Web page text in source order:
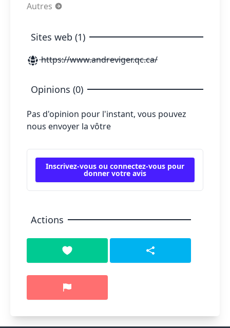
Autres
Sites web (1)
https://www.andreviger.qc.ca/
Opinions (0)
Pas d'opinion pour l'instant, vous pouvez
nous envoyer la vôtre
Inscrivez-vous ou connectez-vous pour
donner votre avis
Actions